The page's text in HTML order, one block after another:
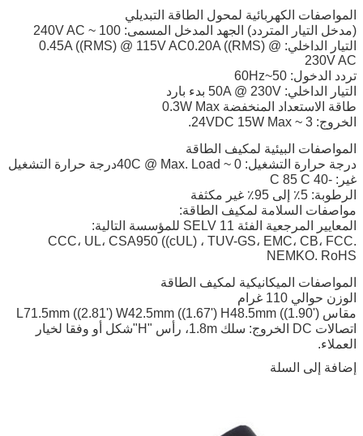
المواصفات الكهربائية لمحول الطاقة التبديلي
(مدخل التيار المتردد) الجهد المدخل المسمى: 100 ~ 240V AC
التيار الداخلي: 0.45A ((RMS) @ 115V AC0.20A ((RMS) @
230V AC
تردد الدخول: 50~60Hz
التيار الداخلي: 50A @ 230V بدء بارد
طاقة الاستعداد المنخفضة 0.3W Max
الخروج: 3 ~ 24VDC 15W Max.
المواصفات البيئية لمكيف الطاقة
درجة حرارة التشغيل: 0 ~ 40C @ Max. Loadدرجة حرارة التشغيل
غير: -40 C 85 C
الرطوبة: 5٪ إلى 95٪ غير مكثفة
مواصفات السلامة لمكيف الطاقة:
المعايير المرجعية الفئة 11 SELV للمؤسسة التالية:
CCC، UL، CSA950 ((cUL) ، TUV-GS، EMC، CB، FCC.
NEMKO. RoHS
المواصفات الميكانيكية لمكيف الطاقة
الوزن حوالي 110 غرام
مقاس L71.5mm ((2.81') W42.5mm ((1.67') H48.5mm ((1.90')
اتصالات DC الخروج: سلك 1.8m، رأس "H"شكل أو وفقا لخيار
العملاء.
إضافة إلى السلة